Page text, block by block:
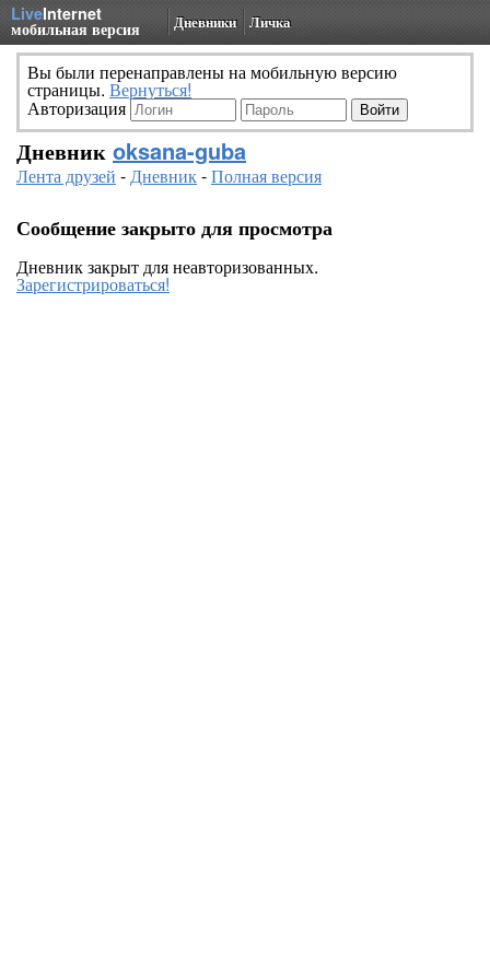
LiveInternet
мобильная версия Дневники Личка
Вы были перенаправлены на мобильную версию
страницы. Вернуться!
Авторизация
Дневник oksana-guba
Лента друзей -Дневник-Полная версия
Сообщение закрыто для просмотра
Дневник закрыт для неавторизованных.
Зарегистрироваться!